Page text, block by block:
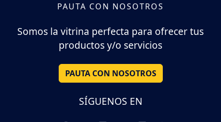
PAUTA CON NOSOTROS
Somos la vitrina perfecta para ofrecer tus
productos y/o servicios
PAUTA CON NOSOTROS
SÍGUENOS EN